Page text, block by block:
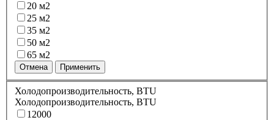
20 м2
25 м2
35 м2
50 м2
65 м2
Отмена Применить
Холодопроизводительность, BTU
Холодопроизводительность, BTU
12000